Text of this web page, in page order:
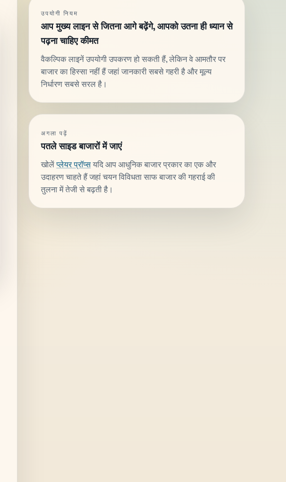
उपयोगी नियम
आप मुख्य लाइन से जितना आगे बढ़ेंगे, आपको उतना ही ध्यान से
पढ़ना चाहिए कीमत
वैकल्पिक लाइनें उपयोगी उपकरण हो सकती हैं, लेकिन वे आमतौर पर
बाजार का हिस्सा नहीं हैं जहां जानकारी सबसे गहरी है और मूल्य
निर्धारण सबसे सरल है।
अगला पढ़ें
पतले साइड बाजारों में जाएं
खोलेंप्लेयर प्रॉप्सयदि आप आधुनिक बाजार प्रकार का एक और
उदाहरण चाहते हैं जहां चयन विविधता साफ बाजार की गहराई की
तुलना में तेजी से बढ़ती है।